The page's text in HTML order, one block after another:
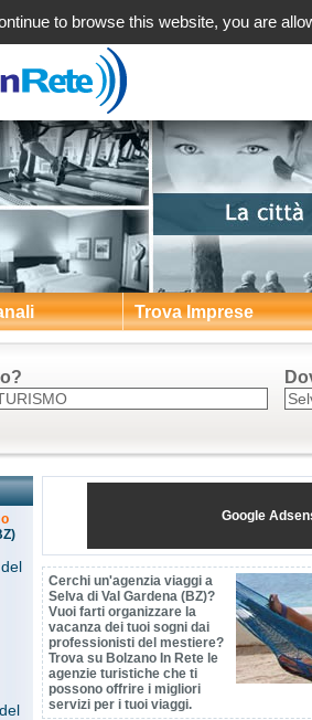
Trova Imprese
Google
Cerchi un'agenzia viaggi a
Selva di Val Gardena (BZ)?
Vuoi farti organizzare la
vacanza dei tuoi sogni dai
professionisti del mestiere?
Trova su Bolzano In Rete le
agenzie turistiche che ti
possono offrire i migliori
servizi per i tuoi viaggi.
to browse this website, you are